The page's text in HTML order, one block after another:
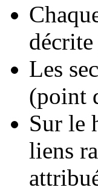
Les
(point
Sur le
liens